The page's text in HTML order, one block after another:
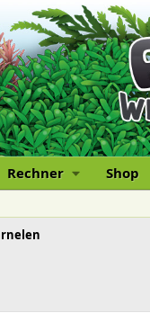
Rechner Shop